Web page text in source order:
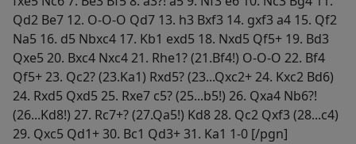
Qd2 Be7 12. O-O-O Qd7 13. h3 Bxf3 14. gxf3 a4 15. Qf2
Na5 16. d5 Nbxc4 17. Kb1 exd5 18. Nxd5 Qf5+ 19. Bd3
Qxe5 20. Bxc4 Nxc4 21. Rhe1? (21.Bf4!) O-O-O 22. Bf4
Qf5+ 23. Qc2? (23.Ka1) Rxd5? (23...Qxc2+ 24. Kxc2 Bd6)
24. Rxd5 Qxd5 25. Rxe7 c5? (25...b5!) 26. Qxa4 Nb6?!
(26...Kd8!) 27. Rc7+? (27.Qa5!) Kd8 28. Qc2 Qxf3 (28...c4)
29. Qxc5 Qd1+ 30. Bc1 Qd3+ 31. Ka1 1-0 [/pgn]